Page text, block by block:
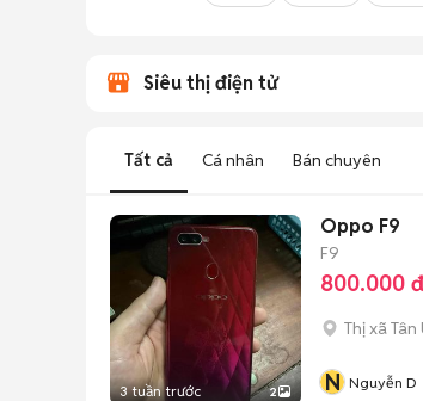
Siêu thị điện tử
Tất cả Cá nhân Bán chuyên
3 tuần trước 2
Oppo F9
F9
800.000 đ
Thị xã Tân
N Nguyễn D